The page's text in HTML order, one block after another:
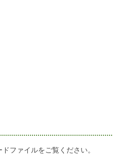
ファイルをご覧ください。